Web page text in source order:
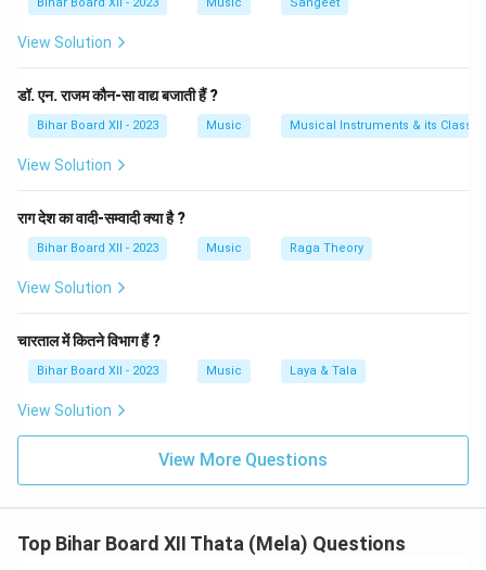
करता है। - कल्याण थाट में तीव्र मध्यम (तीव्र म) का प्रयोग राग को
गंभीर और भावनात्मक रूप से गहरा बना देता है, जो इसे एक अद्वितीय
थाट का मध्यम स्वर (म) यदि तीव्र मध्यम (तीव्र म) में परिवर्तित किया
जाए तो कल्याण थाट बनता है, जो इसे एक नया और विशिष्ट स्वरूप
प्रदान करता है।
Download Solution in PDF
View Solution
डॉ. एन. राजम कौन-सा वाद्य बजाती हैं ?
Bihar Board XII - 2023 Music Musical Instruments & its
View Solution
राग देश का वादी-सम्वादी क्या है ?
Bihar Board XII - 2023 Music Raga Theory
View Solution
चारताल में कितने विभाग हैं ?
Bihar Board XII - 2023 Music Laya & Tala
View Solution
View More Questions
Top Bihar Board XII Thata (Mela) Questions